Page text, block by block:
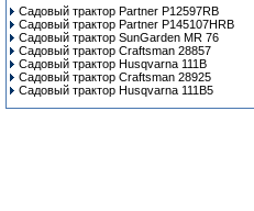
Садовый трактор Partner P12597RB
Садовый трактор Partner P145107HRB
Садовый трактор SunGarden MR 76
Садовый трактор Craftsman 28857
Садовый трактор Husqvarna 111B
Садовый трактор Craftsman 28925
Садовый трактор Husqvarna 111B5